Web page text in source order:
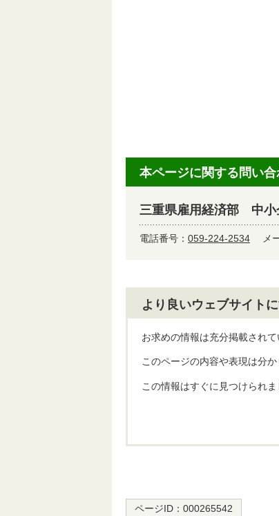
本ページに関する問い
三重県雇用経済部 中小
電話番号： 059-224-2534 メ
より良いウェブサイト
お求めの情報は充分掲載されて
このページの内容や表現は分
この情報はすぐに見つけられま
ページID： 000265542